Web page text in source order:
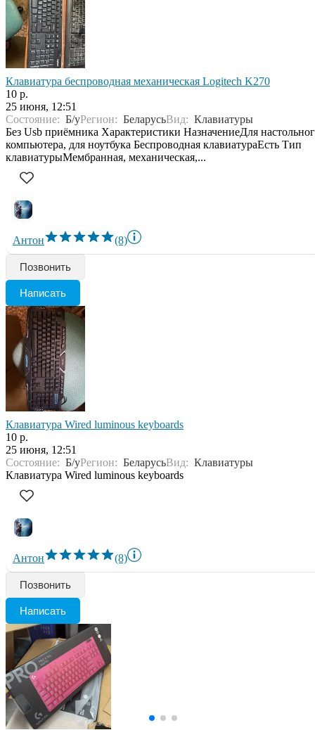
Клавиатура беспроводная механическая Logitech K270
10 р.
25 июня, 12:51
Состояние: Б/уРегион: БеларусьВид: Клавиатуры
Без Usb приёмника Характеристики НазначениеДля
компьютера, для ноутбука Беспроводная клавиатураЕсть Тип
клавиатурыМембранная, механическая,...
Антон (8)
Позвонить
Написать
Клавиатура Wired luminous keyboards
10 р.
25 июня, 12:51
Состояние: Б/уРегион: БеларусьВид: Клавиатуры
Клавиатура Wired luminous keyboards
Антон (8)
Позвонить
Написать